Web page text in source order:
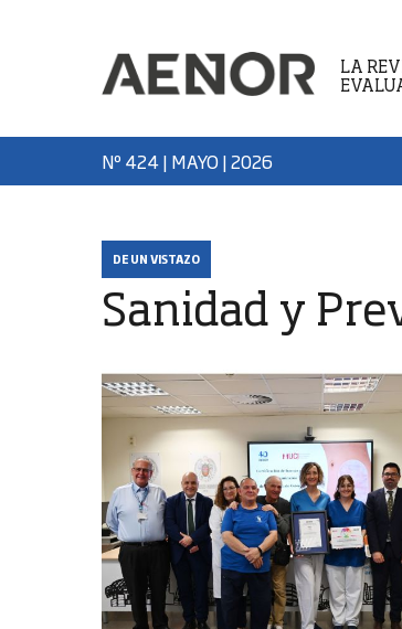
LA
Nº 424 | MAYO| 2026
DE UN VISTAZO
Sanidad y